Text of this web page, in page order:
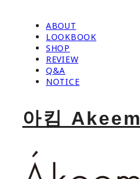
ABOUT
LOOKBOOK
SHOP
REVIEW
Q&A
NOTICE
아킴 Akeem